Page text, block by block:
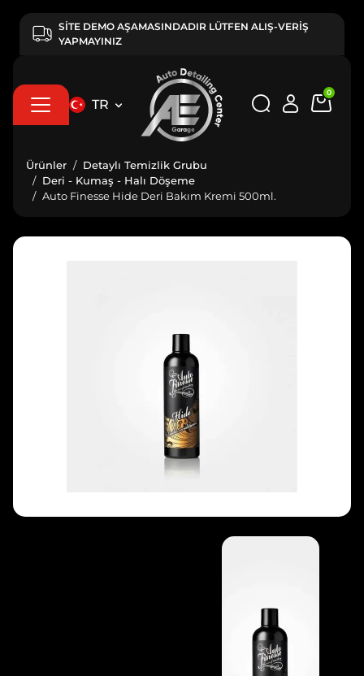
SİTE DEMO AŞAMASINDADIR LÜTFEN ALIŞ-VERİŞ
YAPMAYINIZ
TR
0
Ürünler
Detaylı Temizlik Grubu
Deri - Kumaş - Halı Döşeme
Auto Finesse Hide Deri Bakım Kremi 500ml.